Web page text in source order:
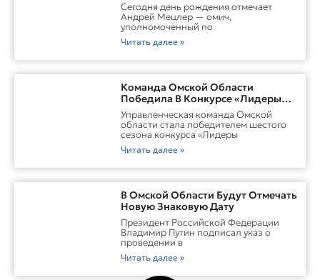
Сегодня день рождения отмечает
Андрей Мецлер — омич,
уполномоченный по
Читать далее »
Команда Омской Области
Победила В Конкурсе «Лидеры
России. Команда»
Управленческая команда Омской
области стала победителем шестого
сезона конкурса «Лидеры
Читать далее »
В Омской Области Будут Отмечать
Новую Знаковую Дату
Президент Российской Федерации
Владимир Путин подписал указ о
проведении в
Читать далее »